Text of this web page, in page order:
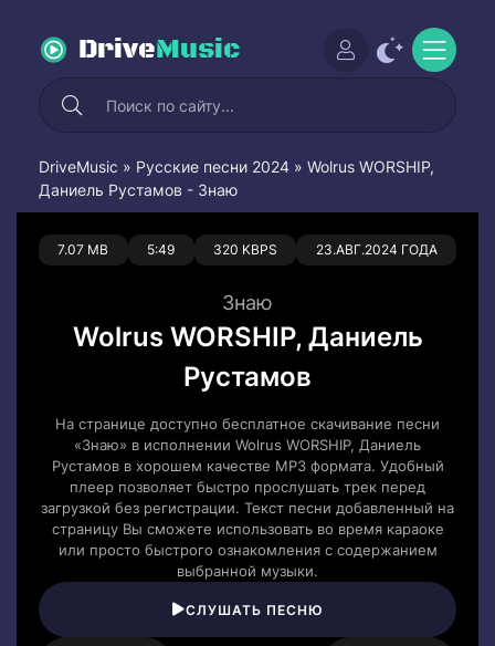
DriveMusic
DriveMusic » Русские песни 2024 » Wolrus WORSHIP,
Даниель Рустамов - Знаю
7.07 MB 5:49 320 KBPS 23.АВГ.2024 ГОДА
0 0
Знаю
Wolrus WORSHIP, Даниель
Рустамов
На странице доступно бесплатное скачивание песни
«Знаю» в исполнении Wolrus WORSHIP, Даниель
Рустамов в хорошем качестве MP3 формата. Удобный
плеер позволяет быстро прослушать трек перед
загрузкой без регистрации. Текст песни добавленный на
страницу Вы сможете использовать во время караоке
или просто быстрого ознакомления с содержанием
выбранной музыки.
СЛУШАТЬ ПЕСНЮ